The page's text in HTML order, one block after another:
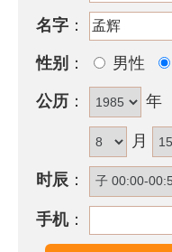
耐独处生活，性急为
魅力，颇有男子之风
孟辉名字五行属性
孟辉的姓名五行组合是
谋，富有决断力和执
定，做事有计划，有
源来实现自己的人生
孟辉名字能打多少
名字 ：
性别 ： 男性
公历 ： 年
月
时辰 ：
手机：